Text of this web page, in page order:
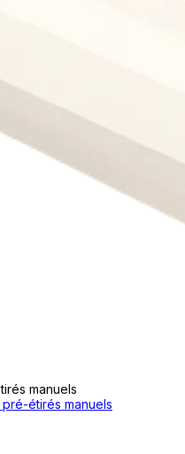
manuels
étirés manuels